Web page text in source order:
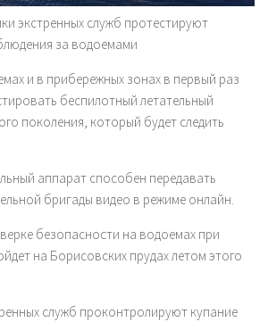
экстренных служб протестируют
за водоемами
и в прибережных зонах в первый раз
беспилотный летательный
поколения, который будет следить
аппарат способен передавать
бригады видео в режиме онлайн.
безопасности на водоемах при
на Борисовских прудах летом этого
служб проконтролируют купание